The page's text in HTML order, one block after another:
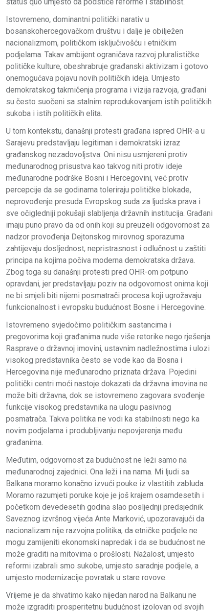
Istovremeno, dominantni politički narativ u
bosanskohercegovačkom društvu i dalje je obilježen
nacionalizmom, političkom isključivošću i etničkim
podjelama. Takav ambijent ograničava razvoj pluralističke
političke kulture, obeshrabruje građanski aktivizam i gotovo
onemogućava pojavu novih političkih ideja. Umjesto
demokratskog takmičenja programa i vizija razvoja, građani
su često suočeni sa stalnim reprodukovanjem istih političkih
sukoba i istih političkih elita.
U tom kontekstu, današnji protesti građana ispred OHR-a u
Sarajevu predstavljaju legitiman i demokratski izraz
građanskog nezadovoljstva. Oni nisu usmjereni protiv
međunarodnog prisustva kao takvog niti protiv ideje
međunarodne podrške Bosni i Hercegovini, već protiv
percepcije da se godinama toleriraju političke blokade,
neprovođenje presuda Evropskog suda za ljudska prava i
sve očigledniji pokušaji slabljenja državnih institucija. Građani
imaju puno pravo da od onih koji su preuzeli odgovornost za
nadzor provođenja Dejtonskog mirovnog sporazuma
zahtijevaju dosljednost, nepristrasnost i odlučnost u zaštiti
principa na kojima počiva moderna demokratska država.
Zbog toga su današnji protesti pred OHR-om potpuno
opravdani, jer predstavljaju poziv na odgovornost onima koji
ne bi smjeli biti nijemi posmatrači procesa koji ugrožavaju
funkcionalnost i evropsku budućnost Bosne i Hercegovine.
Istovremeno svjedočimo političkim sastancima i
pregovorima koji građanima nude više retorike nego rješenja.
Rasprave o državnoj imovini, ustavnim nadležnostima i ulozi
visokog predstavnika često se vode kao da Bosna i
Hercegovina nije međunarodno priznata država. Pojedini
politički centri moći nastoje dokazati da državna imovina ne
može biti državna, dok se istovremeno zagovara svođenje
funkcije visokog predstavnika na ulogu pasivnog
posmatrača. Takva politika ne vodi ka stabilnosti nego ka
novim podjelama i produbljivanju nepovjerenja među
građanima.
Međutim, odgovornost za budućnost ne leži samo na
međunarodnoj zajednici. Ona leži i na nama. Mi ljudi sa
Balkana moramo konačno izvući pouke iz vlastitih zabluda.
Moramo razumjeti poruke koje je još krajem osamdesetih i
početkom devedesetih godina slao posljednji predsjednik
Saveznog izvršnog vijeća Ante Marković, upozoravajući da
nacionalizam nije razvojna politika, da etničke podjele ne
mogu zamijeniti ekonomski napredak i da se budućnost ne
može graditi na mitovima o prošlosti. Nažalost, umjesto
reformi izabrali smo sukobe, umjesto saradnje podjele, a
umjesto modernizacije povratak u stare rovove.
Vrijeme je da shvatimo kako nijedan narod na Balkanu ne
može izgraditi prosperitetnu budućnost izolovan od svojih